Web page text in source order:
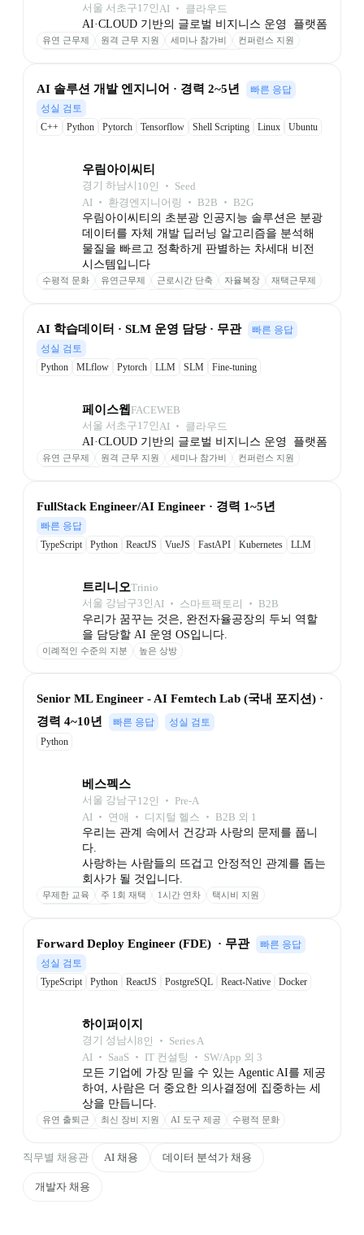
서울 서초구17인AI ‧ 클라우드
AI·CLOUD 기반의 글로벌 비지니스 운영  플랫폼
유연 근무제 원격 근무 지원 세미나 참가비
컨퍼런스 지원
AI 솔루션 개발 엔지니어 · 경력 2~5년
빠른 응답
성실 검토
C++
Python Pytorch Tensorflow Shell Scripting Linux Ubuntu
우림아이씨티
경기 하남시 10인 ‧ Seed
AI ‧ 환경엔지니어링 ‧ B2B ‧ B2G
우림아이씨티의 초분광 인공지능 솔루션은 분광
데이터를 자체 개발 딥러닝 알고리즘을 분석해
물질을 빠르고 정확하게 판별하는 차세대 비전
시스템입니다
수평적 문화 유연근무제 근로시간 단축 자율복장
재택근무제
﻿AI 학습데이터 · SLM 운영 담당 · 무관
빠른 응답
성실 검토
Python
MLflow Pytorch LLM SLM Fine-tuning
페이스웹FACEWEB
서울 서초구17인AI ‧ 클라우드
AI·CLOUD 기반의 글로벌 비지니스 운영  플랫폼
유연 근무제 원격 근무 지원 세미나 참가비
컨퍼런스 지원
FullStack Engineer/AI Engineer · 경력 1~5년
빠른 응답
TypeScript
Python ReactJS VueJS FastAPI Kubernetes LLM
트리니오Trinio
서울 강남구3인AI ‧ 스마트팩토리 ‧ B2B
우리가 꿈꾸는 것은, 완전자율공장의 두뇌 역할
을 담당할 AI 운영 OS입니다.
이례적인 수준의 지분 높은 상방
Senior ML Engineer - AI Femtech Lab (국내 포지션) ·
경력 4~10년
빠른 응답
성실 검토
Python
베스펙스
서울 강남구12인 ‧ Pre-A
AI ‧ 연애 ‧ 디지털 헬스 ‧ B2B 외 1
우리는 관계 속에서 건강과 사랑의 문제를 풉니
다.
사랑하는 사람들의 뜨겁고 안정적인 관계를 돕는
회사가 될 것입니다.
무제한 교육 주 1회 재택 1시간 연차
택시비 지원
Forward Deploy Engineer (FDE)  · 무관
빠른 응답
성실 검토
TypeScript
Python ReactJS PostgreSQL React-Native
Docker
하이퍼이지
경기 성남시 8인 ‧ Series A
AI ‧ SaaS ‧ IT 컨설팅 ‧ SW/App 외 3
모든 기업에 가장 믿을 수 있는 Agentic AI를 제공
하여, 사람은 더 중요한 의사결정에 집중하는 세
상을 만듭니다.
유연 출퇴근 최신 장비 지원 AI 도구 제공
수평적 문화
성과 추가 보상
직무별 채용관 AI 채용 데이터 분석가 채용
개발자 채용